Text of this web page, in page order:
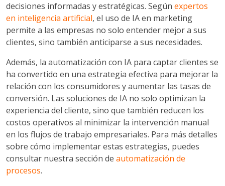
decisiones informadas y estratégicas. Según expertos
en inteligencia artificial, el uso de IA en marketing
permite a las empresas no solo entender mejor a sus
clientes, sino también anticiparse a sus necesidades.
Además, la automatización con IA para captar clientes se
ha convertido en una estrategia efectiva para mejorar la
relación con los consumidores y aumentar las tasas de
conversión. Las soluciones de IA no solo optimizan la
experiencia del cliente, sino que también reducen los
costos operativos al minimizar la intervención manual
en los flujos de trabajo empresariales. Para más detalles
sobre cómo implementar estas estrategias, puedes
consultar nuestra sección de automatización de
procesos.